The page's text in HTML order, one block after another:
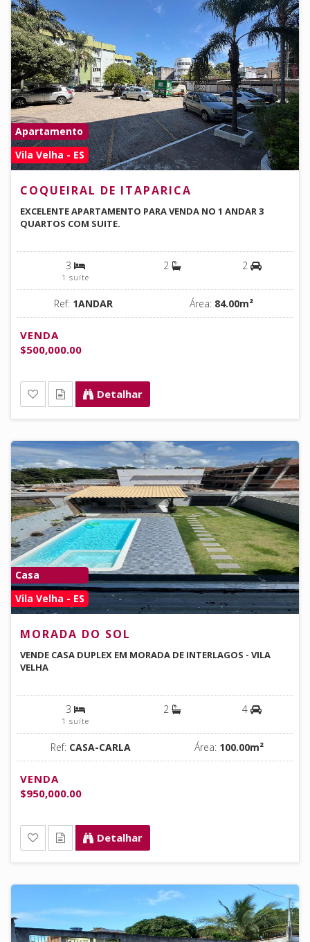
Apartamento
Vila Velha - ES
COQUEIRAL DE ITAPARICA
EXCELENTE APARTAMENTO PARA VENDA NO 1 ANDAR 3
QUARTOS COM SUITE.
3
1 suíte
2 2
Ref: 1ANDAR Área: 84.00m²
VENDA
$500,000.00
Detalhar
Casa
Vila Velha - ES
MORADA DO SOL
VENDE CASA DUPLEX EM MORADA DE INTERLAGOS - VILA
VELHA
3
1 suíte
2 4
Ref: CASA-CARLA Área: 100.00m²
VENDA
$950,000.00
Detalhar